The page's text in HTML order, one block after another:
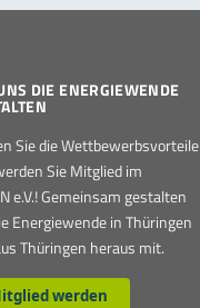
DIE ENERGIEWENDE
Sie die Wettbewerbsvorteile
Sie Mitglied im
e.V.! Gemeinsam gestalten
Energiewende in Thüringen
Thüringen heraus mit.
werden